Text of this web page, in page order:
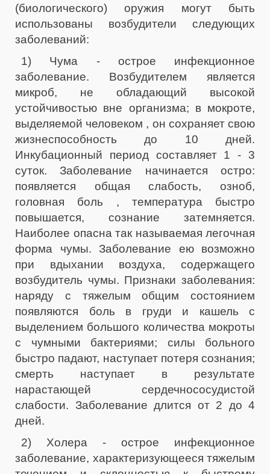
(биологического) оружия могут быть
использованы возбудители следующих
заболеваний:
1) Чума - острое инфекционное
заболевание. Возбудителем является
микроб, не обладающий высокой
устойчивостью вне организма; в мокроте,
выделяемой человеком , он сохраняет свою
жизнеспособность до 10 дней.
Инкубационный период составляет 1 - 3
суток. Заболевание начинается остро:
появляется общая слабость, озноб,
головная боль , температура быстро
повышается, сознание затемняется.
Наиболее опасна так называемая легочная
форма чумы. Заболевание ею возможно
при вдыхании воздуха, содержащего
возбудитель чумы. Признаки заболевания:
наряду с тяжелым общим состоянием
появляются боль в груди и кашель с
выделением большого количества мокроты
с чумными бактериями; силы больного
быстро падают, наступает потеря сознания;
смерть наступает в результате
нарастающей сердечнососудистой
слабости. Заболевание длится от 2 до 4
дней.
2) Холера - острое инфекционное
заболевание, характеризующееся тяжелым